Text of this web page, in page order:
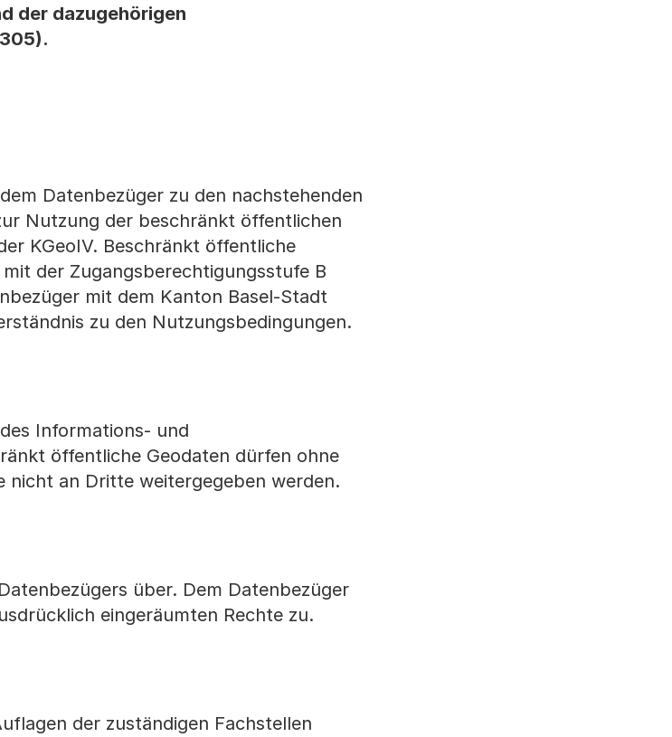
der dazugehörigen
Datenbezüger zu den nachstehenden
Nutzung der beschränkt öffentlichen
KGeoIV. Beschränkt öffentliche
der Zugangsberechtigungsstufe B
mit dem Kanton Basel-Stadt
zu den Nutzungsbedingungen.
Informations- und
öffentliche Geodaten dürfen ohne
nicht an Dritte weitergegeben werden.
über. Dem Datenbezüger
eingeräumten Rechte zu.
der zuständigen Fachstellen